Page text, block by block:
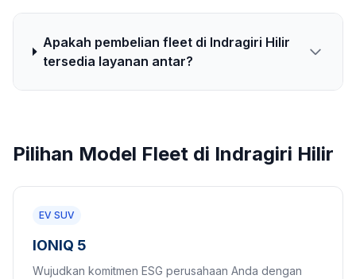
Apakah pembelian fleet di Indragiri Hilir
tersedia layanan antar?
Pilihan Model Fleet di Indragiri Hilir
EV SUV
IONIQ 5
Wujudkan komitmen ESG perusahaan Anda dengan